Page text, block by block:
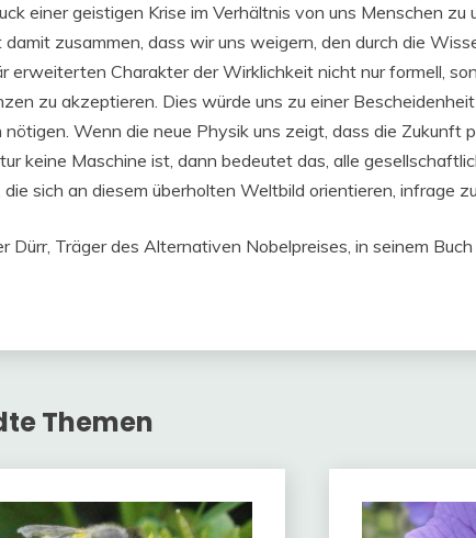
einer geistigen Krise im Verhältnis von uns Menschen zu
damit zusammen, dass wir uns weigern, den durch die
erweiterten Charakter der Wirklichkeit nicht nur formell,
zu akzeptieren. Dies würde uns zu einer
Wenn die neue Physik uns zeigt, dass die Zukunft
keine Maschine ist, dann bedeutet das, alle
die sich an diesem überholten Weltbild orientieren, infrage
Dürr, Träger des Alternativen Nobelpreises, in seinem Buch
Themen